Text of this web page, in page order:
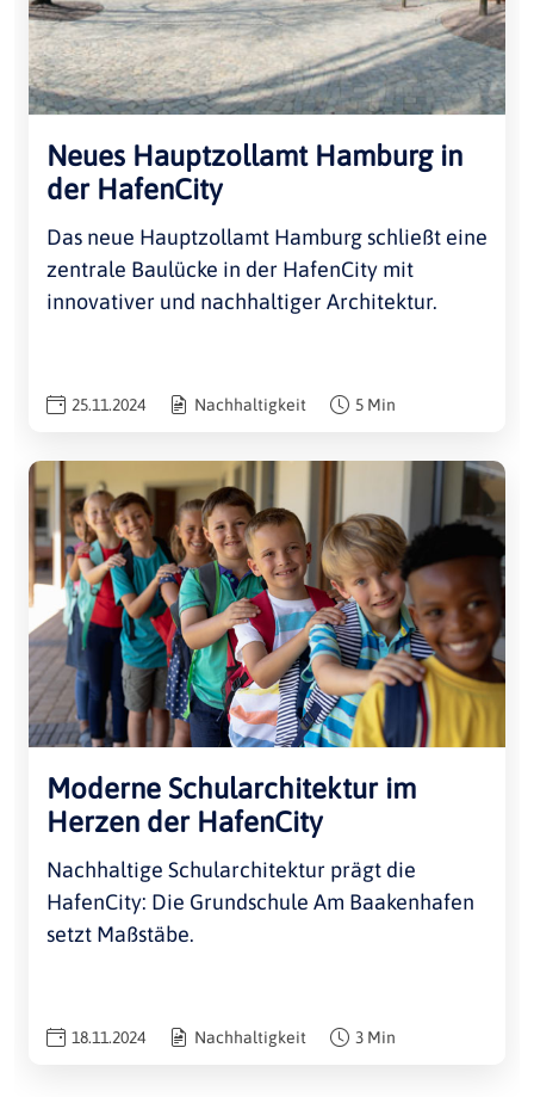
Neues Hauptzollamt Hamburg in
der HafenCity
Das neue Hauptzollamt Hamburg schließt eine
zentrale Baulücke in der HafenCity mit
innovativer und nachhaltiger Architektur.
25.11.2024 Nachhaltigkeit 5 Min
Moderne Schularchitektur im
Herzen der HafenCity
Nachhaltige Schularchitektur prägt die
HafenCity: Die Grundschule Am Baakenhafen
setzt Maßstäbe.
18.11.2024 Nachhaltigkeit 3 Min